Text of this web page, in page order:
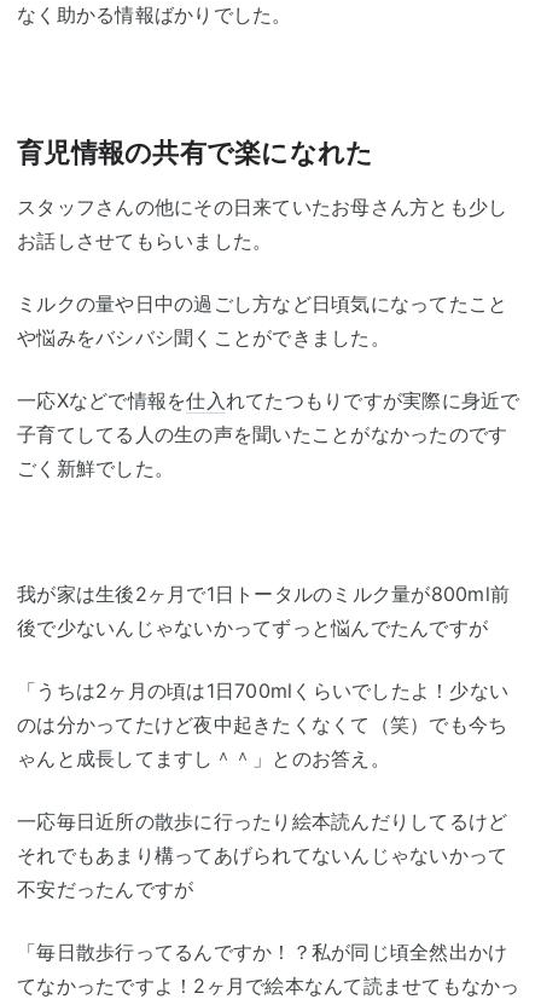
なく助かる情報ばかりでした。
育児情報の共有で楽になれた
スタッフさんの他にその日来ていたお母さん方とも少し
お話しさせてもらいました。
ミルクの量や日中の過ごし方など日頃気になってたこと
や悩みをバシバシ聞くことができました。
一応Xなどで情報を仕入れてたつもりですが実際に身近で
子育てしてる人の生の声を聞いたことがなかったのです
ごく新鮮でした。
我が家は生後2ヶ月で1日トータルのミルク量が800ml前
後で少ないんじゃないかってずっと悩んでたんですが
「うちは2ヶ月の頃は1日700mlくらいでしたよ！少ない
のは分かってたけど夜中起きたくなくて（笑）でも今ち
ゃんと成長してますし＾＾」とのお答え。
一応毎日近所の散歩に行ったり絵本読んだりしてるけど
それでもあまり構ってあげられてないんじゃないかって
不安だったんですが
「毎日散歩行ってるんですか！？私が同じ頃全然出かけ
てなかったですよ！2ヶ月で絵本なんて読ませてもなかっ